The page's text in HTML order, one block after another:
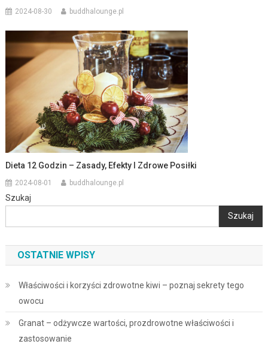
2024-08-30 buddhalounge.pl
Dieta 12 Godzin – Zasady, Efekty I Zdrowe Posiłki
2024-08-01 buddhalounge.pl
Szukaj
Szukaj
OSTATNIE WPISY
Właściwości i korzyści zdrowotne kiwi – poznaj sekrety tego
owocu
Granat – odżywcze wartości, prozdrowotne właściwości i
zastosowanie